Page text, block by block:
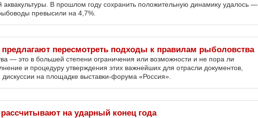
аквакультуры. В прошлом году сохранить положительную динамику удалось —
превысили на 4,7%.
пересмотреть подходы к правилам рыболовства
— это в большей степени ограничения или возможности и не пора ли
и процедуру утверждения этих важнейших для отрасли документов,
дискуссии на площадке выставки-форума «Россия».
на ударный конец года